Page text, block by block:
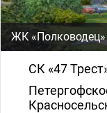
ЖК «Полководец»
СК «47